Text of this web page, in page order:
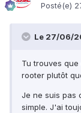
Posté(e)
Le 27/06/
Tu trouves
rooter plutôt
Je ne suis pas
simple. J'ai